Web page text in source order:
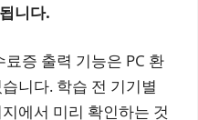
니다.
증 출력 기능은 PC 환
니다. 학습 전 기기별
에서 미리 확인하는 것